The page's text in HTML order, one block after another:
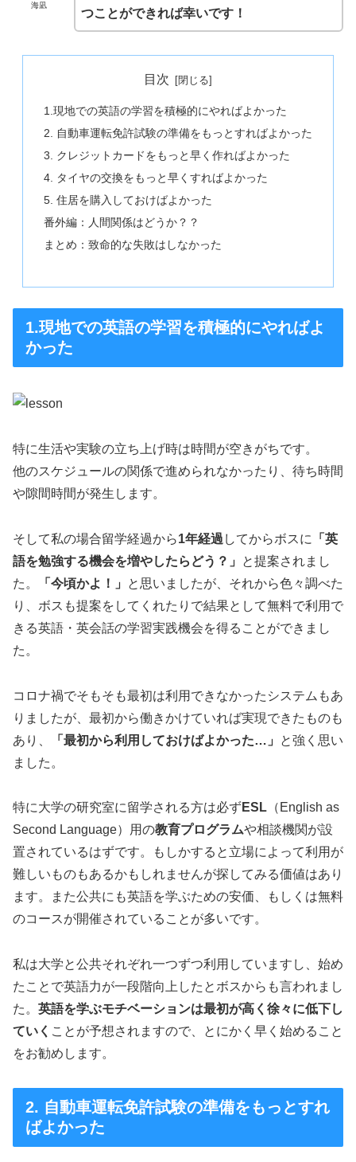
海凪
つことができれば幸いです！
目次
1.現地での英語の学習を積極的にやればよかった
2. 自動車運転免許試験の準備をもっとすればよかった
3. クレジットカードをもっと早く作ればよかった
4. タイヤの交換をもっと早くすればよかった
5. 住居を購入しておけばよかった
番外編：人間関係はどうか？？
まとめ：致命的な失敗はしなかった
1.現地での英語の学習を積極的にやればよ
かった
特に生活や実験の立ち上げ時は時間が空きがちです。
他のスケジュールの関係で進められなかったり、待ち時間
や隙間時間が発生します。
そして私の場合留学経過から1年経過 してからボスに
「英
語を勉強する機会を増やしたらどう？」
と提案されまし
た。
「今頃かよ！」
と思いましたが、それから色々調べた
り、ボスも提案をしてくれたりで結果として無料で利用で
きる英語・英会話の学習実践機会を得ることができまし
た。
コロナ禍でそもそも最初は利用できなかったシステムもあ
りましたが、最初から働きかけていれば実現できたものも
あり、
「最初から利用しておけばよかった…」
と強く思い
ました。
特に大学の研究室に留学される方は必ずESL （English as
Second Language）用の教育プログラムや相談機関が設
置されているはずです。もしかすると立場によって利用が
難しいものもあるかもしれませんが探してみる価値はあり
ます。また公共にも英語を学ぶための安価、もしくは無料
のコースが開催されていることが多いです。
私は大学と公共それぞれ一つずつ利用していますし、始め
たことで英語力が一段階向上したとボスからも言われまし
た。 英語を学ぶモチベーションは最初が高く徐々に低下し
ていく ことが予想されますので、とにかく早く始めること
をお勧めします。
2. 自動車運転免許試験の準備をもっとすれ
ばよかった